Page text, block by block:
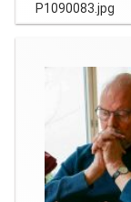
P1090083.jpg